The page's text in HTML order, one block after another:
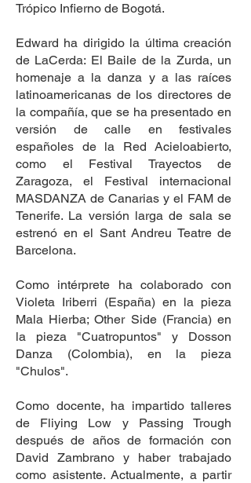
Trópico Infierno de Bogotá.
Edward ha dirigido la última creación
de LaCerda: El Baile de la Zurda, un
homenaje a la danza y a las raíces
latinoamericanas de los directores de
la compañía, que se ha presentado en
versión de calle en festivales
españoles de la Red Acieloabierto,
como el Festival Trayectos de
Zaragoza, el Festival internacional
MASDANZA de Canarias y el FAM de
Tenerife. La versión larga de sala se
estrenó en el Sant Andreu Teatre de
Barcelona.
Como intérprete ha colaborado con
Violeta Iriberri (España) en la pieza
Mala Hierba; Other Side (Francia) en
la pieza "Cuatropuntos" y Dosson
Danza (Colombia), en la pieza
"Chulos".
Como docente, ha impartido talleres
de Fliying Low y Passing Trough
después de años de formación con
David Zambrano y haber trabajado
como asistente. Actualmente, a partir